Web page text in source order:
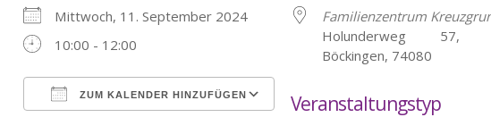
Mittwoch, 11. September 2024
10:00 - 12:00
ZUM KALENDER HINZUFÜGEN
Familienzentrum
Holunderweg 57,
Böckingen, 74080
Veranstaltungstyp